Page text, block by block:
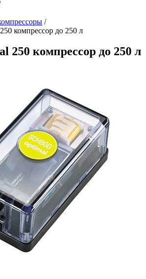
/
компрессор до 250 л
250 компрессор до 250 л